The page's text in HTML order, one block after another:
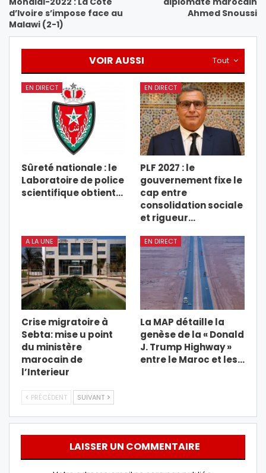
d’Ivoire s’impose face au
Malawi (2-1)
Ahmed Snoussi
Tout
VOIR AUSSI
EN DIRECT
Sûreté nationale : le
Laboratoire de police
scientifique obtient…
EN DIRECT
PLF 2027 : le
gouvernement fixe le
cap entre
consolidation sociale
et rigueur…
A LA UNE
Crise migratoire à
Sebta: mise u point
du ministère
marocain de
l’Interieur
EN DIRECT
La MAP détaille la
genèse de la « Donald
J. Trump Highway »
entre le Maroc et les…
PRÉCÉDENT SUIVANT
LAISSER UN COMMENTAIRE